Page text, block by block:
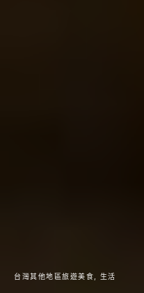
台灣其他地區旅遊美食 生活